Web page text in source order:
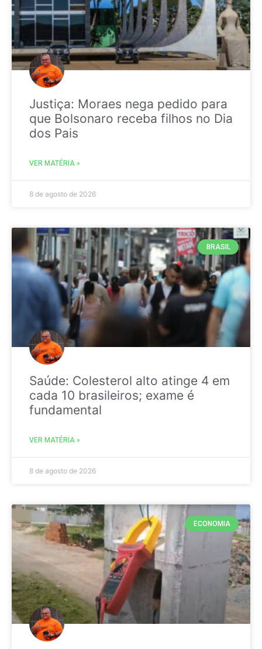
Justiça: Moraes nega pedido para
que Bolsonaro receba filhos no Dia
dos Pais
VER MATÉRIA »
8 de agosto de 2026
BRASIL
Saúde: Colesterol alto atinge 4 em
cada 10 brasileiros; exame é
fundamental
VER MATÉRIA »
8 de agosto de 2026
ECONOMIA